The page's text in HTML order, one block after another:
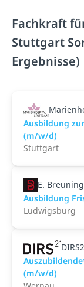
Fachkraft
Stuttgart
Ergebnisse)
Ausbildung
(m/w/d)
Stuttgart
E.
Ausbildung
Ludwigsburg
(m/w/d)